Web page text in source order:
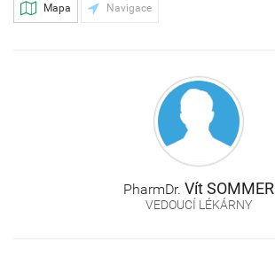
Mapa Navigace
PharmDr. VítSOMMER
VEDOUCÍ LÉKÁRNY